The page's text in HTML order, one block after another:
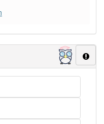
den Artikel